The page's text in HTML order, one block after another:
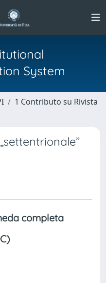
System
1 Contributo su Rivista
completa